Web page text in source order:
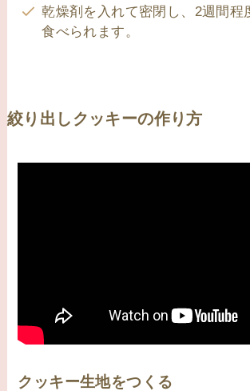
乾燥剤を入れて密閉し、2週間程
食べられます。
絞り出しクッキーの作り方
クッキー生地をつくる